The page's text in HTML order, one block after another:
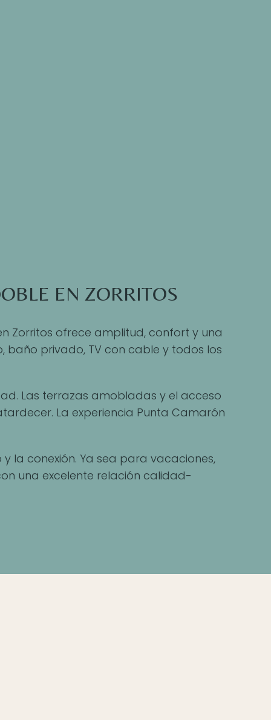
EN ZORRITOS
Zorritos ofrece amplitud, confort y una
privado, TV con cable y todos los
Las terrazas amobladas y el acceso
La experiencia Punta Camarón
la conexión. Ya sea para vacaciones,
una excelente relación calidad-